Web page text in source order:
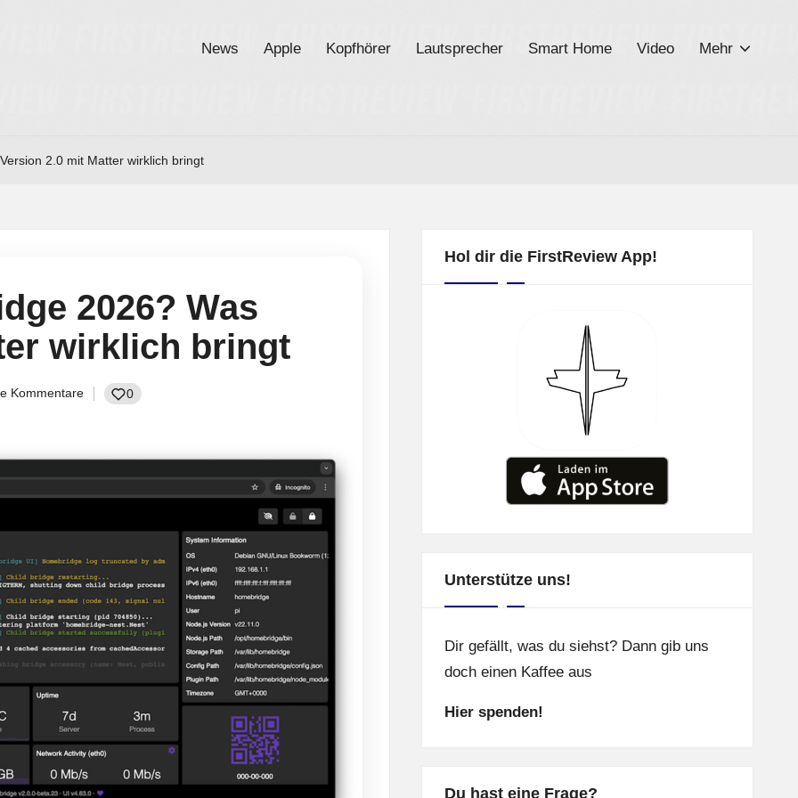
News Apple Kopfhörer Lautsprecher Smart Home Video Mehr
2.0 mit Matter wirklich bringt
2026? Was
wirklich bringt
Kommentare 0
Hol dir die FirstReview App!
Unterstütze uns!
Dir gefällt, was du siehst? Dann gib uns
doch einen Kaffee aus
Hier spenden!
Du hast eine Frage?